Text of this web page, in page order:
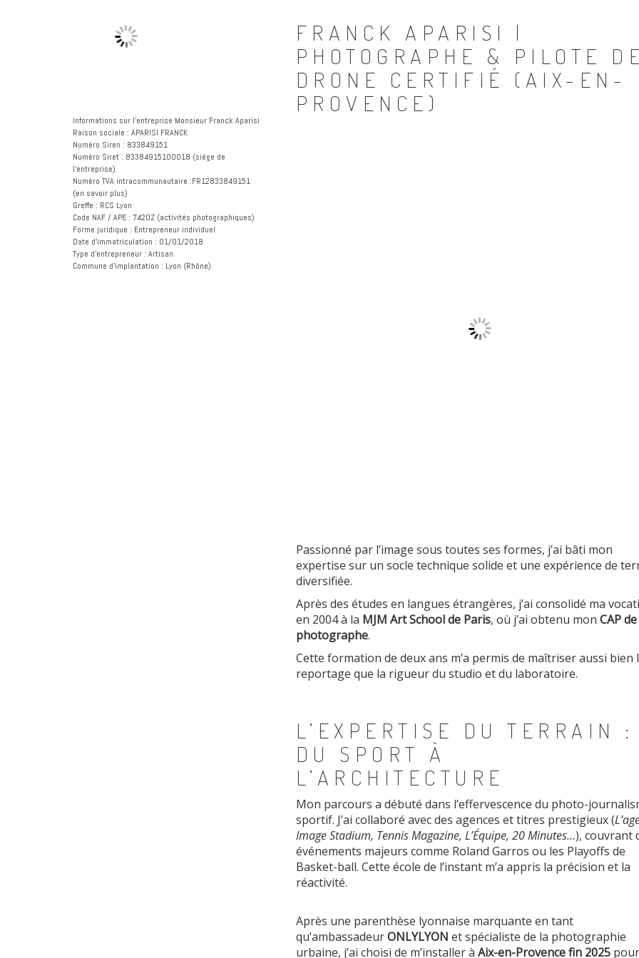
Informations sur l’entreprise Monsieur Franck Aparisi
Raison sociale : APARISI FRANCK
Numéro Siren : 833849151
Numéro Siret : 83384915100018 (siège de
l’entreprise)
Numéro TVA intracommunautaire :FR12833849151
(en savoir plus)
Greffe : RCS Lyon
Code NAF / APE : 7420Z (activités photographiques)
Forme juridique : Entrepreneur individuel
Date d’immatriculation : 01/01/2018
Type d’entrepreneur : Artisan
Commune d’implantation : Lyon (Rhône)
FRANCK APARISI |
PHOTOGRAPHE & PILOTE DE
DRONE CERTIFIÉ (AIX-EN-
PROVENCE)
Passionné par l’image sous toutes ses formes, j’ai bâti mon
expertise sur un socle technique solide et une expérience de
diversifiée.
Après des études en langues étrangères, j’ai consolidé ma
en 2004 à la MJM Art School de Paris, où j’ai obtenu mon CAP de
photographe.
Cette formation de deux ans m’a permis de maîtriser aussi bien
reportage que la rigueur du studio et du laboratoire.
L’EXPERTISE DU TERRAIN :
DU SPORT À
L’ARCHITECTURE
Mon parcours a débuté dans l’effervescence du photo-
sportif. J’ai collaboré avec des agences et titres prestigieux (
Image Stadium, Tennis Magazine, L’Équipe, 20 Minutes…), couvrant
événements majeurs comme Roland Garros ou les Playoffs de
Basket-ball. Cette école de l’instant m’a appris la précision et la
réactivité.
Après une parenthèse lyonnaise marquante en tant
qu’ambassadeurONLYLYON et spécialiste de la photographie
urbaine, j’ai choisi de m’installer à Aix-en-Provence fin 2025pour